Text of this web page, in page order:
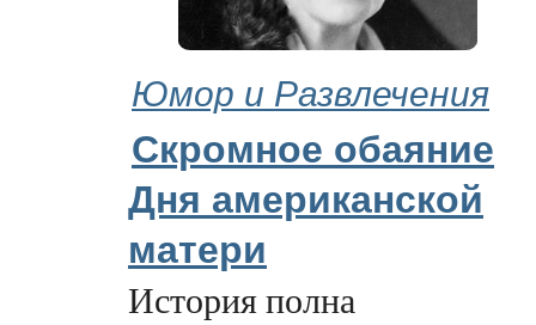
Юмор и Развлечения
Скромное обаяние
Дня американской
матери
История полна